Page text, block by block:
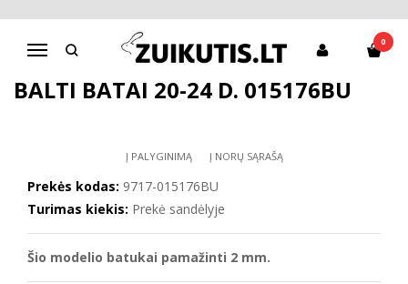
Navigacija
0
Pagrindinis
D.D.Step batai mergaitėms
Balti batai 20-24 d. 015176BU
BALTI BATAI 20-24 D. 015176BU
Į PALYGINIMĄ Į NORŲ SĄRAŠĄ
Prekės kodas: 9717-015176BU
Turimas kiekis: Prekė sandėlyje
Šio modelio batukai pamažinti 2 mm.